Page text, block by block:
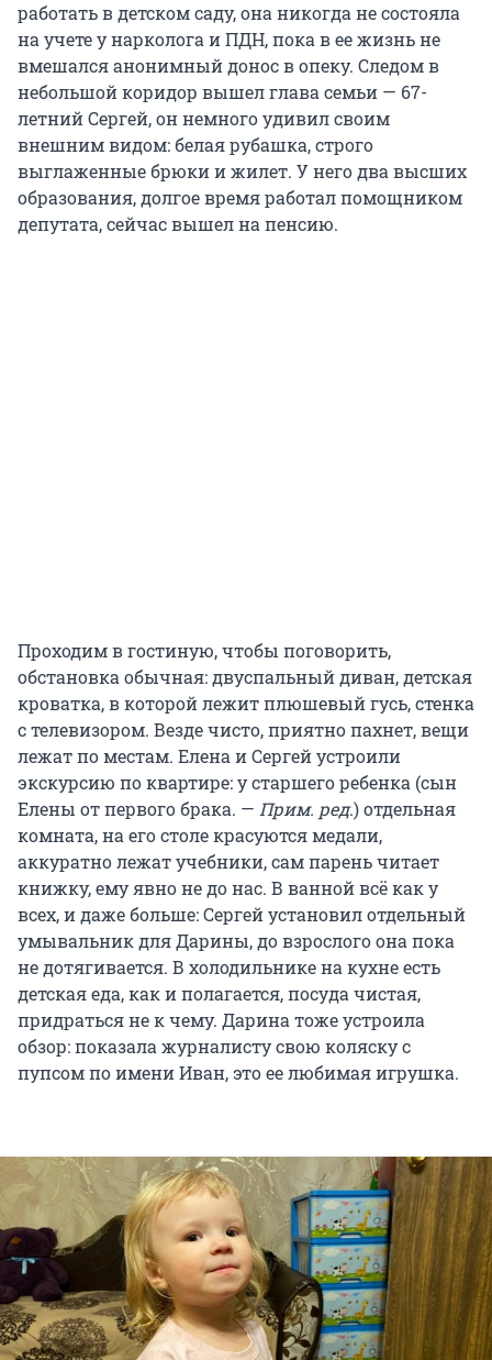
работать в детском саду, она никогда не состояла
на учете у нарколога и ПДН, пока в ее жизнь не
вмешался анонимный донос в опеку. Следом в
небольшой коридор вышел глава семьи — 67-
летний Сергей, он немного удивил своим
внешним видом: белая рубашка, строго
выглаженные брюки и жилет. У него два высших
образования, долгое время работал помощником
депутата, сейчас вышел на пенсию.
Проходим в гостиную, чтобы поговорить,
обстановка обычная: двуспальный диван, детская
кроватка, в которой лежит плюшевый гусь, стенка
с телевизором. Везде чисто, приятно пахнет, вещи
лежат по местам. Елена и Сергей устроили
экскурсию по квартире: у старшего ребенка (сын
Елены от первого брака. — Прим. ред.) отдельная
комната, на его столе красуются медали,
аккуратно лежат учебники, сам парень читает
книжку, ему явно не до нас. В ванной всё как у
всех, и даже больше: Сергей установил отдельный
умывальник для Дарины, до взрослого она пока
не дотягивается. В холодильнике на кухне есть
детская еда, как и полагается, посуда чистая,
придраться не к чему. Дарина тоже устроила
обзор: показала журналисту свою коляску с
пупсом по имени Иван, это ее любимая игрушка.